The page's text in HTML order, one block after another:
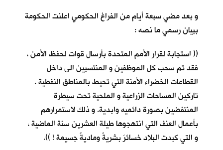
و بعد مضي سبعة أيام من الفراغ الحكومي اعلنت الحكومة
ببيان رسمي ما نصه :
(( استجابة لقرار الأمم المتحدة بأرسال قوات لحفظ الأمن ،
فقد تم سحب كل الموظفين و المنتسبين الى داخل
القطاعات الخضراء الأمنة التي تحيط بالمناطق النفطية .
تاركين المساحات الزراعية و الملحية تحت سيطرة
المنتفضين بصورة دائميه وابدية. و ذلك لاستمرارهم
بأعمال العنف التي انتهجوها طيلة العشرين سنة الماضية ،
و التي كبدت البلاد خسائرَ بشريةً وماديةً جسيمة ! )).